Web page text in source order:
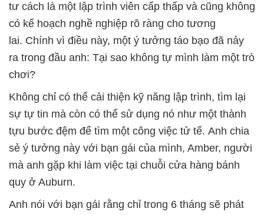
tư cách là một lập trình viên cấp thấp và cũng không
có kế hoạch nghề nghiệp rõ ràng cho tương
lai. Chính vì điều này, một ý tưởng táo bạo đã nảy
ra trong đầu anh: Tại sao không tự mình làm một trò
chơi?
Không chỉ có thể cải thiện kỹ năng lập trình, tìm lại
sự tự tin mà còn có thể sử dụng nó như một thành
tựu bước đệm để tìm một công việc tử tế. Anh chia
sẻ ý tưởng này với bạn gái của mình, Amber, người
mà anh gặp khi làm việc tại chuỗi cửa hàng bánh
quy ở Auburn.
Anh nói với bạn gái rằng chỉ trong 6 tháng sẽ phát